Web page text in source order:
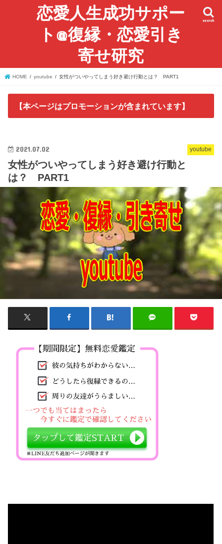
恋愛人生成功サポー
ト@復縁・恋愛引き
寄せ研究
search
HOME youtube 女性がついやってしまう好き避け行動とは？ PART1
【本ページはプロモーションが含まれています】
youtube
2021.07.02
女性がついやってしまう好き避け行動と
は？ PART1